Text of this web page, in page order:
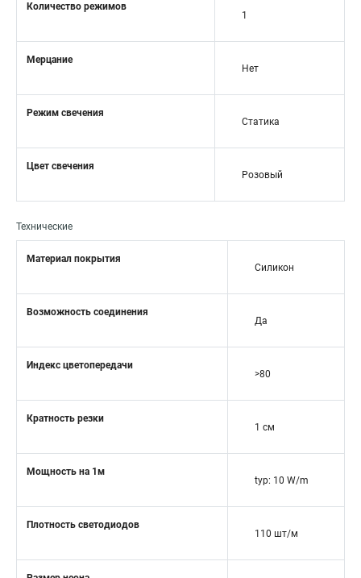
Количество режимов
1
Мерцание
Нет
Режим свечения
Статика
Цвет свечения
Розовый
Технические
Материал покрытия
Силикон
Возможность соединения
Да
Индекс цветопередачи
>80
Кратность резки
1 см
Мощность на 1м
typ: 10 W/m
Плотность светодиодов
110 шт/м